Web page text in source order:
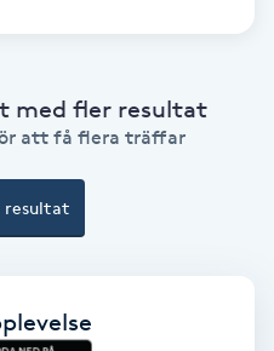
med fler resultat
att få flera träffar
resultat